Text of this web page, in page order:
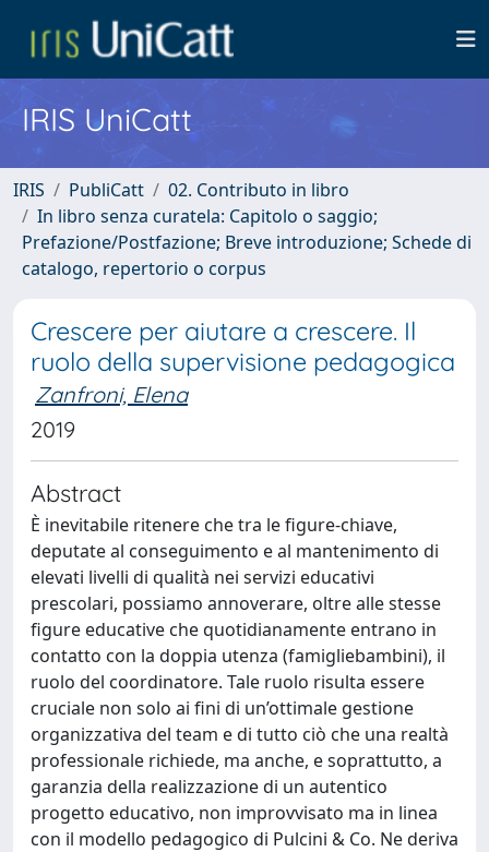
IRIS UniCatt
IRIS PubliCatt
02. Contributo in libro
In libro senza curatela: Capitolo o saggio;
Prefazione/Postfazione; Breve introduzione; Schede di
catalogo, repertorio o corpus
Crescere per aiutare a crescere. Il
ruolo della supervisione pedagogica
Zanfroni, Elena
2019
Abstract
È inevitabile ritenere che tra le figure-chiave,
deputate al conseguimento e al mantenimento di
elevati livelli di qualità nei servizi educativi
prescolari, possiamo annoverare, oltre alle stesse
figure educative che quotidianamente entrano in
contatto con la doppia utenza (famigliebambini), il
ruolo del coordinatore. Tale ruolo risulta essere
cruciale non solo ai fini di un’ottimale gestione
organizzativa del team e di tutto ciò che una realtà
professionale richiede, ma anche, e soprattutto, a
garanzia della realizzazione di un autentico
progetto educativo, non improvvisato ma in linea
con il modello pedagogico di Pulcini & Co. Ne deriva